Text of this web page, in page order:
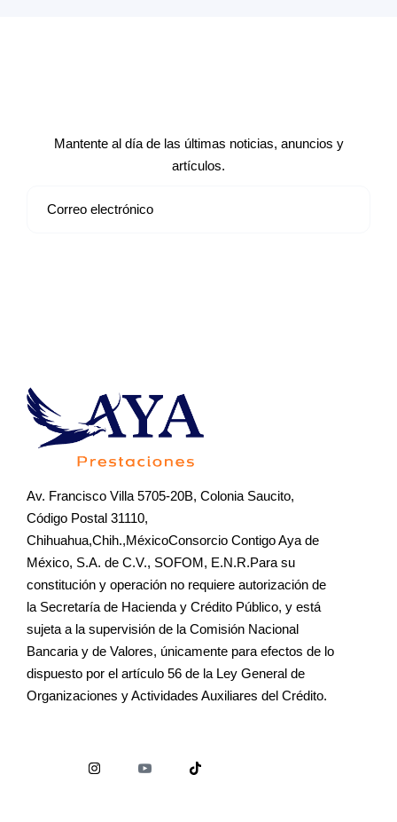
Mantente al día de las últimas noticias, anuncios y
artículos.
Av. Francisco Villa 5705-20B, Colonia Saucito,
Código Postal 31110,
Chihuahua,Chih.,MéxicoConsorcio Contigo Aya de
México, S.A. de C.V., SOFOM, E.N.R.Para su
constitución y operación no requiere autorización de
la Secretaría de Hacienda y Crédito Público, y está
sujeta a la supervisión de la Comisión Nacional
Bancaria y de Valores, únicamente para efectos de lo
dispuesto por el artículo 56 de la Ley General de
Organizaciones y Actividades Auxiliares del Crédito.